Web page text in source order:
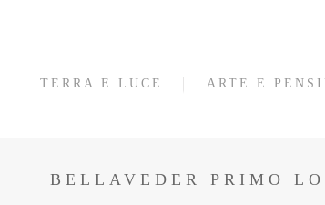
TERRA E LUCE ARTE E
BELLAVEDER PRIMO